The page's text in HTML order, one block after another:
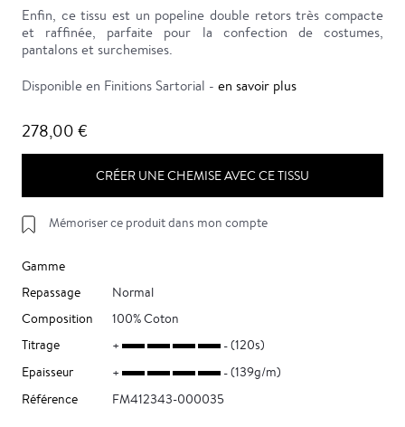
Enfin, ce tissu est un popeline double retors très compacte
et raffinée, parfaite pour la confection de costumes,
pantalons et surchemises.
Disponible en Finitions Sartorial - en savoir plus
278,00 €
CRÉER UNE CHEMISE AVEC CE TISSU
Mémoriser ce produit dans mon compte
Gamme
Repassage
Normal
Composition
100% Coton
Titrage
(120s)
Epaisseur
(139g/m)
Référence
FM412343-000035